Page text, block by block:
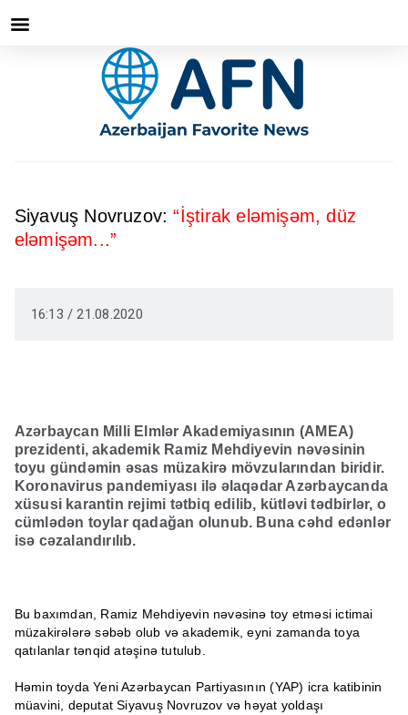
Siyavuş Novruzov:“İştirak eləmişəm, düz
eləmişəm...”
16:13 / 21.08.2020
Azərbaycan Milli Elmlər Akademiyasının (AMEA)
prezidenti, akademik Ramiz Mehdiyevin nəvəsinin
toyu gündəmin əsas müzakirə mövzularından biridir.
Koronavirus pandemiyası ilə əlaqədar Azərbaycanda
xüsusi karantin rejimi tətbiq edilib, kütləvi tədbirlər, o
cümlədən toylar qadağan olunub. Buna cəhd edənlər
isə cəzalandırılıb.
Bu baxımdan, Ramiz Mehdiyevin nəvəsinə toy etməsi ictimai
müzakirələrə səbəb olub və akademik, eyni zamanda toya
qatılanlar tənqid atəşinə tutulub.
Həmin toyda Yeni Azərbaycan Partiyasının (YAP) icra katibinin
müavini, deputat Siyavuş Novruzov və həyat yoldaşı